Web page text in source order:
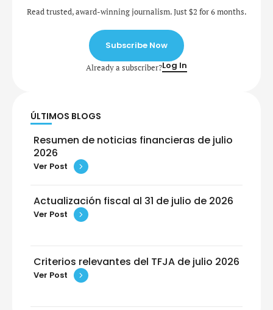
Read trusted, award-winning journalism. Just $2 for 6 months.
Subscribe Now
Already a subscriber?Log In
ÚLTIMOS BLOGS
Resumen de noticias financieras de julio
2026
Ver Post
Actualización fiscal al 31 de julio de 2026
Ver Post
Criterios relevantes del TFJA de julio 2026
Ver Post